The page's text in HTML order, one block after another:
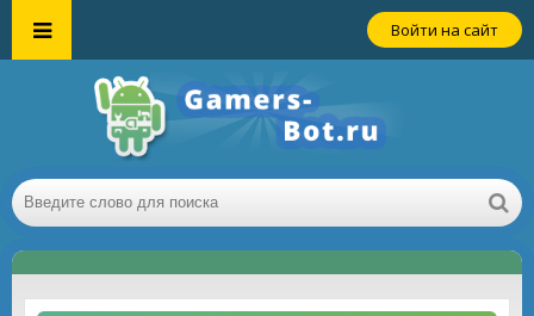
Войти на сайт